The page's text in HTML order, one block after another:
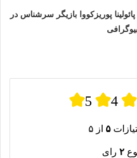
پوریزکووا بازیگر سرشناس در
5 4
۵ از ۵
۲ رای